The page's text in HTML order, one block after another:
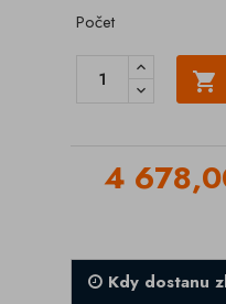
Počet

4
Kdy dostanu